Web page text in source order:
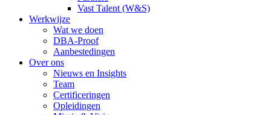
Vast Talent (W&S)
Werkwijze
Wat we doen
DBA-Proof
Aanbestedingen
Over ons
Nieuws en Insights
Team
Certificeringen
Opleidingen